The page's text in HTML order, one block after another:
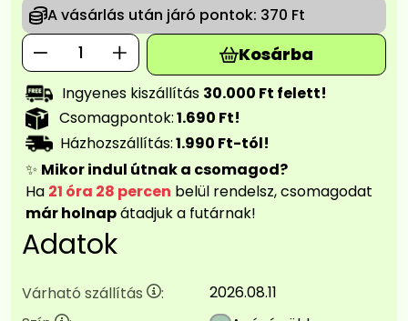
A vásárlás után járó pontok: 370 Ft
Kosárba
Ingyenes kiszállítás 30.000 Ft felett!
Csomagpontok:1.690 Ft!
Házhozszállítás:1.990 Ft-tól!
✨ Mikor indul útnak a csomagod?
Ha 21 óra 28 percen belül rendelsz, csomagodat
már holnapátadjuk a futárnak!
Adatok
Várható szállítás :
2026.08.11